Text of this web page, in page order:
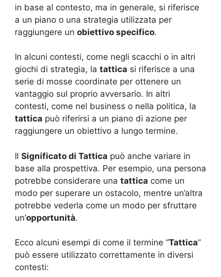
in base al contesto, ma in generale, si riferisce
a un piano o una strategia utilizzata per
raggiungere un obiettivo specifico.
In alcuni contesti, come negli scacchi o in altri
giochi di strategia, la tattica si riferisce a una
serie di mosse coordinate per ottenere un
vantaggio sul proprio avversario. In altri
contesti, come nel business o nella politica, la
tattica può riferirsi a un piano di azione per
raggiungere un obiettivo a lungo termine.
Il Significato di Tattica può anche variare in
base alla prospettiva. Per esempio, una persona
potrebbe considerare una tattica come un
modo per superare un ostacolo, mentre un’altra
potrebbe vederla come un modo per sfruttare
un’opportunità.
Ecco alcuni esempi di come il termine “Tattica”
può essere utilizzato correttamente in diversi
contesti: